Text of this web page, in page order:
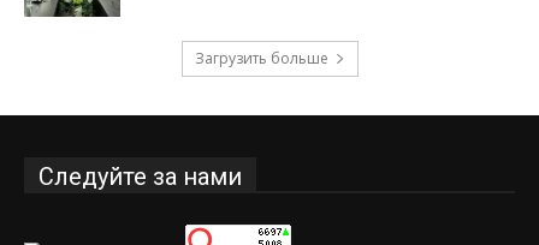
Загрузить больше
Следуйте за нами